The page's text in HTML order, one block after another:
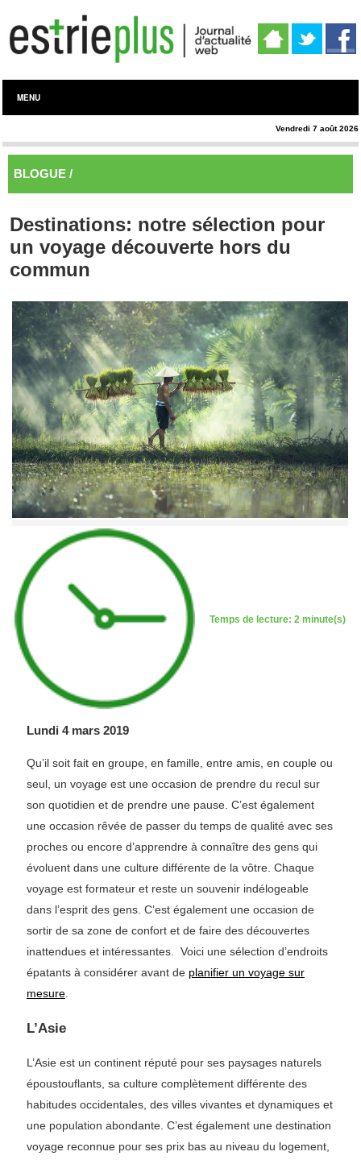
MENU
Vendredi 7 août 2026
BLOGUE /
Destinations: notre sélection pour
un voyage découverte hors du
commun
Temps de lecture: 2 minute(s)
Lundi 4 mars 2019
Qu’il soit fait en groupe, en famille, entre amis, en couple ou
seul, un voyage est une occasion de prendre du recul sur
son quotidien et de prendre une pause. C’est également
une occasion rêvée de passer du temps de qualité avec ses
proches ou encore d’apprendre à connaître des gens qui
évoluent dans une culture différente de la vôtre. Chaque
voyage est formateur et reste un souvenir indélogeable
dans l’esprit des gens. C’est également une occasion de
sortir de sa zone de confort et de faire des découvertes
inattendues et intéressantes. Voici une sélection d’endroits
épatants à considérer avant de planifier un voyage sur
mesure
L’Asie
L’Asie est un continent réputé pour ses paysages naturels
époustouflants, sa culture complètement différente des
habitudes occidentales, des villes vivantes et dynamiques et
une population abondante. C’est également une destination
voyage reconnue pour ses prix bas au niveau du logement,